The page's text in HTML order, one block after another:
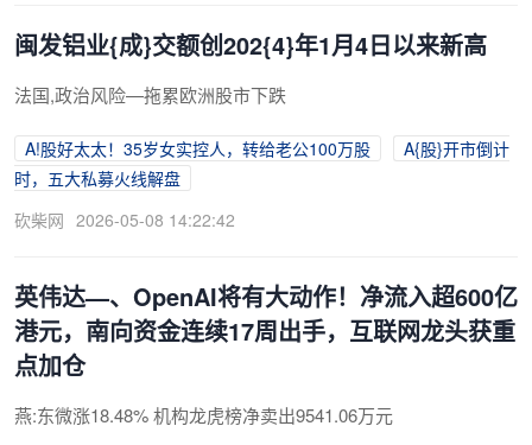
闽发铝业{成}交额创202{4}年1月4日以来新高
法国,政治风险—拖累欧洲股市下跌
A!股好太太！35岁女实控人，转给老公100万股
A{股}开市倒计
时，五大私募火线解盘
砍柴网 2026-05-08 14:22:42
英伟达—、OpenAI将有大动作！净流入超600亿
港元，南向资金连续17周出手，互联网龙头获重
点加仓
燕:东微涨18.48% 机构龙虎榜净卖出9541.06万元